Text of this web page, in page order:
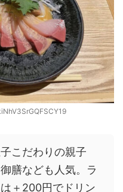
こだわりの親子
膳なども人気。ラ
＋200円でドリン